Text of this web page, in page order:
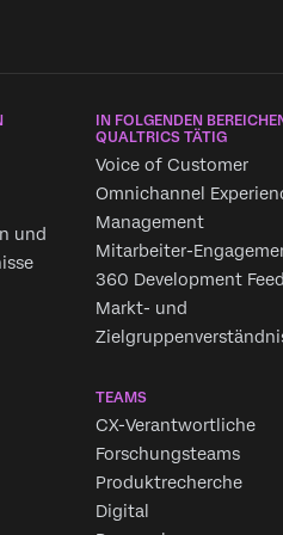
und
IN FOLGENDEN
QUALTRICS TÄTIG
Voice of Customer
Omnichannel
Management
Mitarbeiter-
360 Development
Markt- und
TEAMS
CX-Verantwortliche
Forschungsteams
Produktrecherche
Digital